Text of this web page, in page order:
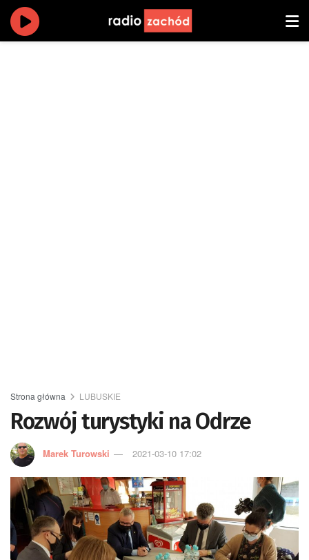
Strona główna LUBUSKIE
Rozwój turystyki na Odrze
Marek Turowski 2021-03-10 17:02